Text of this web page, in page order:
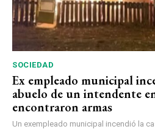
SOCIEDAD
Ex empleado municipal
abuelo de un intendente
encontraron armas
Un exempleado municipal incendió la